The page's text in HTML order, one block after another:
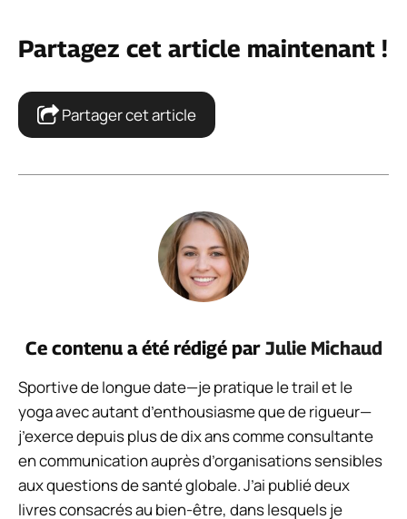
Partagez cet article maintenant !
Partager cet article
Ce contenu a été rédigé par Julie Michaud
Sportive de longue date—je pratique le trail et le
yoga avec autant d’enthousiasme que de rigueur—
j’exerce depuis plus de dix ans comme consultante
en communication auprès d’organisations sensibles
aux questions de santé globale. J’ai publié deux
livres consacrés au bien-être, dans lesquels je